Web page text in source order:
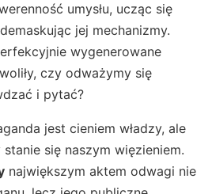
umysłu, ucząc się
jej mechanizmy.
wygenerowane
czy odważymy się
i pytać?
jest cieniem władzy, ale
się naszym więzieniem.
największym aktem odwagi nie